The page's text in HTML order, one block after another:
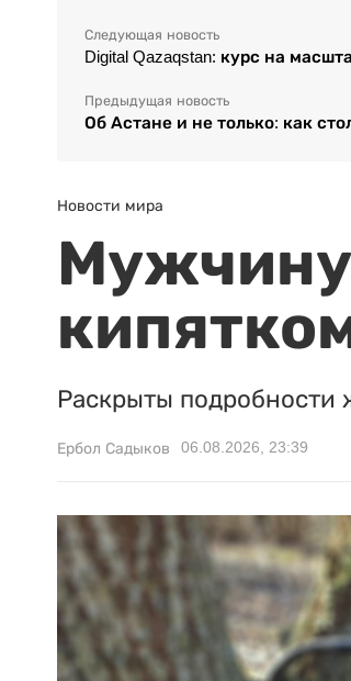
Следующая новость
Digital Qazaqstan: курс на
Предыдущая новость
Об Астане и не только: как
Новости мира
Мужчину
Раскрыты подробности
Ербол Садыков 06.08.2026, 23:39